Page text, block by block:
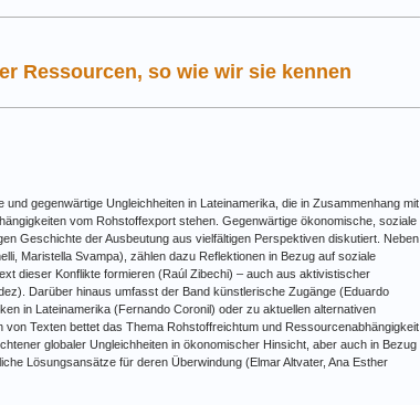
Ressourcen, so wie wir sie kennen
gegenwärtige Ungleichheiten in Lateinamerika, die in Zusammenhang mit
vom Rohstoffexport stehen. Gegenwärtige ökonomische, soziale
Geschichte der Ausbeutung aus vielfältigen Perspektiven diskutiert. Neben
Maristella Svampa), zählen dazu Reflektionen in Bezug auf soziale
dieser Konflikte formieren (Raúl Zibechi) – auch aus aktivistischer
Darüber hinaus umfasst der Band künstlerische Zugänge (Eduardo
in Lateinamerika (Fernando Coronil) oder zu aktuellen alternativen
von Texten bettet das Thema Rohstoffreichtum und Ressourcenabhängigkeit
globaler Ungleichheiten in ökonomischer Hinsicht, aber auch in Bezug
Lösungsansätze für deren Überwindung (Elmar Altvater, Ana Esther